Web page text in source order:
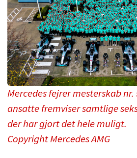
Mercedes fejrer mesterskab nr.
ansatte fremviser samtlige
der har gjort det hele muligt.
Copyright Mercedes AMG